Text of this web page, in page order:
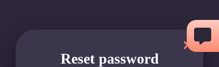
springen
Reset password